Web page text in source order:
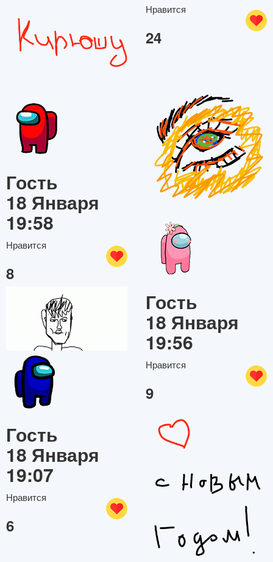
Нравится
24
Гость
18 Января
19:58
Нравится
8
Гость
18 Января
19:56
Нравится
9
Гость
18 Января
19:07
Нравится
6